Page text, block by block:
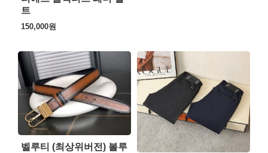
트
150,000원
벨루티 (최상위버전) 볼루